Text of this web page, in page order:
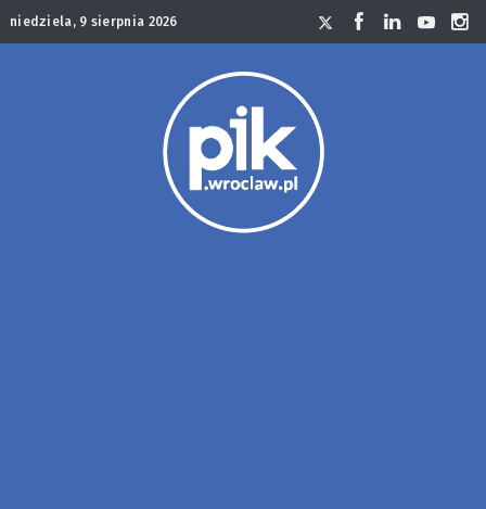
niedziela, 9 sierpnia 2026